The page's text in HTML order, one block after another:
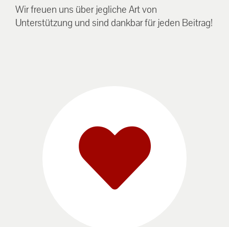
Wir freuen uns über jegliche Art von
Unterstützung und sind dankbar für jeden Beitrag!